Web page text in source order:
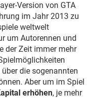
Version von GTA
im Jahr 2013 zu
weltwelt
um Autorennen und
der Zeit immer mehr
die sogenannten
Aber um im Spiel
erhöhen, je mehr